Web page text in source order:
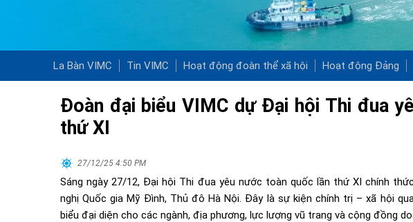
La Bàn VIMC Tin VIMC Hoạt động đoàn thể xã hội Hoạt động Đảng
Đoàn đại biểu VIMC dự Đại hội Thi đua
thứ XI
27/12/25 4:50 PM
Sáng ngày 27/12, Đại hội Thi đua yêu nước toàn quốc lần thứ XI chính
nghị Quốc gia Mỹ Đình, Thủ đô Hà Nội. Đây là sự kiện chính trị – xã hội
biểu đại diện cho các ngành, địa phương, lực lượng vũ trang và cộng đồng